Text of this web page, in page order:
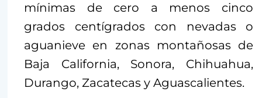
mínimas de cero a menos cinco
grados centígrados con nevadas o
aguanieve en zonas montañosas de
Baja California, Sonora, Chihuahua,
Durango, Zacatecas y Aguascalientes.